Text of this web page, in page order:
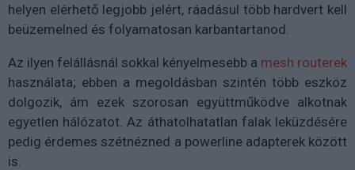
helyen elérhető legjobb jelért, ráadásul több hardvert kell
beüzemelned és folyamatosan karbantartanod.
Az ilyen felállásnál sokkal kényelmesebb a mesh routerek
használata; ebben a megoldásban szintén több eszköz
dolgozik, ám ezek szorosan együttműködve alkotnak
egyetlen hálózatot. Az áthatolhatatlan falak leküzdésére
pedig érdemes szétnézned a powerline adapterek között
is.